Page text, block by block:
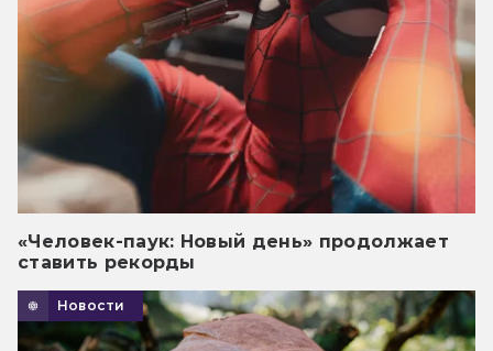
«Человек-паук: Новый день» продолжает
ставить рекорды
Новости